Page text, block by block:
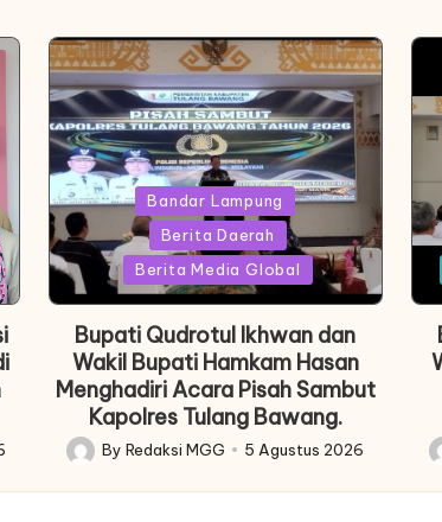
Posted
in
Bandar Lampung
Berita Daerah
Berita Media Global
Bupati Qudrotul Ikhwan dan
Wakil Bupati Hamkam Hasan
Menghadiri Acara Pisah Sambut
Kapolres Tulang Bawang.
Posted
by
ByRedaksi MGG 5 Agustus 2026
in